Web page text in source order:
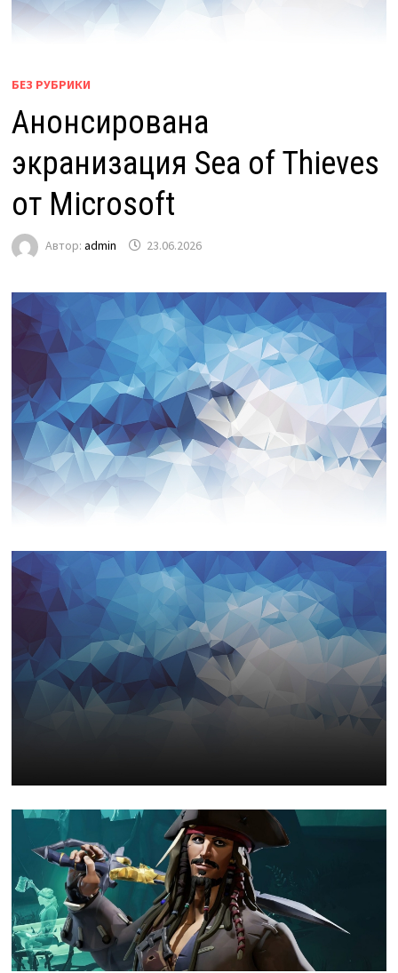
БЕЗ РУБРИКИ
Анонсирована
экранизация Sea of Thieves
от Microsoft
Автор: admin 23.06.2026